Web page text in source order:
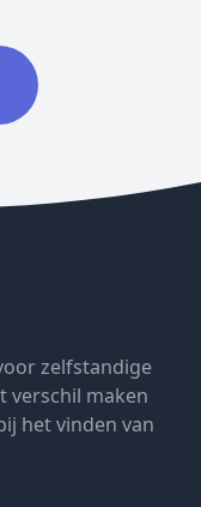
zelfstandige
verschil maken
het vinden van